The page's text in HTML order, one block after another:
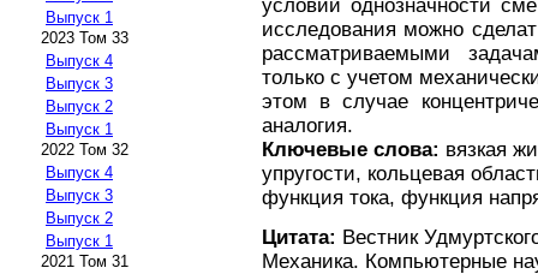
Выпуск 1
2023 Том 33
Выпуск 4
Выпуск 3
Выпуск 2
Выпуск 1
2022 Том 32
Выпуск 4
Выпуск 3
Выпуск 2
Выпуск 1
2021 Том 31
условий однозначности
исследования можно
рассматриваемыми
только с учетом
этом в случае
аналогия.
Ключевые слова: вязкая
упругости, кольцевая
функция тока, функция
Цитата: Вестник
Механика. Компьютерные